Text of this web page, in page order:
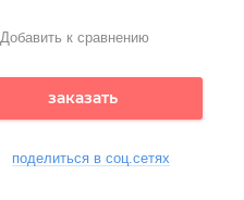
Добавить к сравнению
заказать
поделиться в соц.сетях